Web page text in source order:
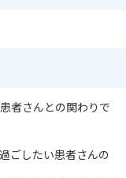
者さんとの関わりで
ごしたい患者さんの